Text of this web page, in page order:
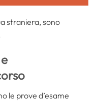
straniera, sono
e
le prove d’esame